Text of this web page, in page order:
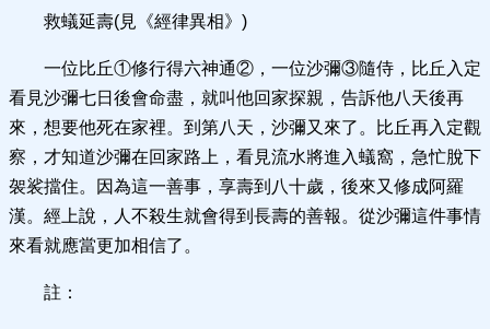
救蟻延壽(見《經律異相》)
一位比丘①修行得六神通②，一位沙彌③隨侍，比丘入定
看見沙彌七日後會命盡，就叫他回家探親，告訴他八天後再
來，想要他死在家裡。到第八天，沙彌又來了。比丘再入定觀
察，才知道沙彌在回家路上，看見流水將進入蟻窩，急忙脫下
袈裟擋住。因為這一善事，享壽到八十歲，後來又修成阿羅
漢。經上說，人不殺生就會得到長壽的善報。從沙彌這件事情
來看就應當更加相信了。
註：